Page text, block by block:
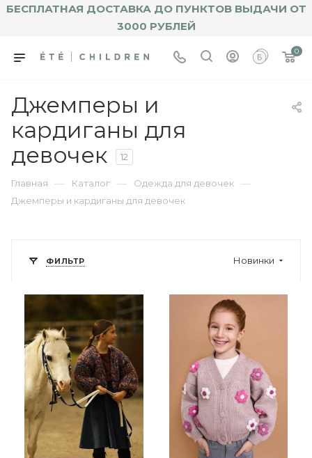
БЕСПЛАТНАЯ ДОСТАВКА ДО ПУНКТОВ ВЫДАЧИ ОТ
3000 РУБЛЕЙ
0
Джемперы и
кардиганы для
девочек
12
Главная — Каталог — Одежда для девочек —
Джемперы и кардиганы для девочек
ФИЛЬТР Новинки